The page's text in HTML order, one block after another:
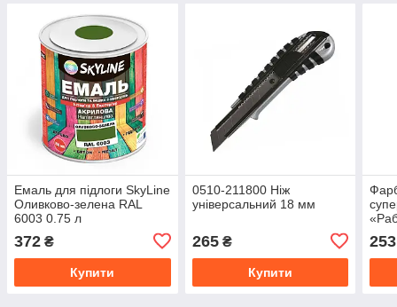
Емаль для підлоги SkyLine
Оливково-зелена RAL
6003 0.75 л
372 ₴
Купити
0510-211800 Ніж
універсальний 18 мм
265₴
Купити
253